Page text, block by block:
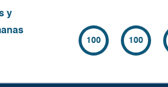
y
100 100